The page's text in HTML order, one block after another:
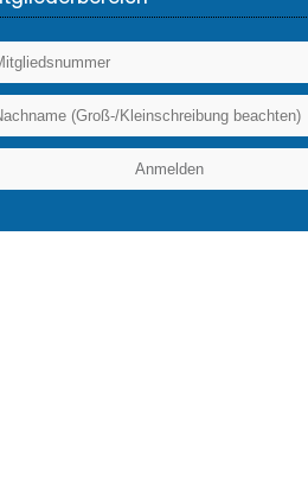
kleine 1x1 der Berufspolitik